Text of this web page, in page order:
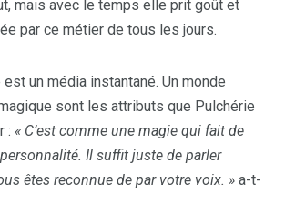
mais avec le temps elle prit goût et
par ce métier de tous les jours.
un média instantané. Un monde
sont les attributs que Pulchérie
: « C’est comme une magie qui fait de
Il suffit juste de parler
êtes reconnue de par votre voix. » a-t-